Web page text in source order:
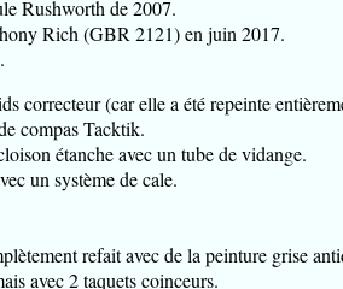
Rushworth de 2007.
Rich (GBR 2121) en juin 2017.
correcteur (car elle a été repeinte
compas Tacktik.
étanche avec un tube de vidange.
un système de cale.
refait avec de la peinture grise
avec 2 taquets coinceurs.